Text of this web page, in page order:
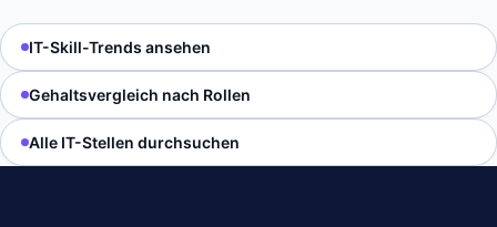
IT-Skill-Trends ansehen
Gehaltsvergleich nach Rollen
Alle IT-Stellen durchsuchen